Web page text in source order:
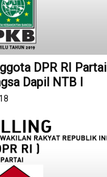
DPR RI Partai
Dapil NTB I